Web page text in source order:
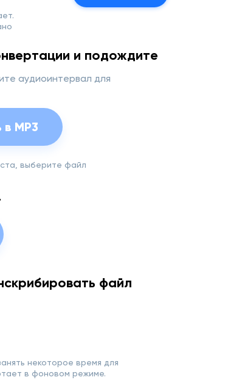
и подождите
аудиоинтервал для
MP3
выберите файл
файл
некоторое время для
в фоновом режиме.